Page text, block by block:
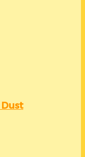
Dust